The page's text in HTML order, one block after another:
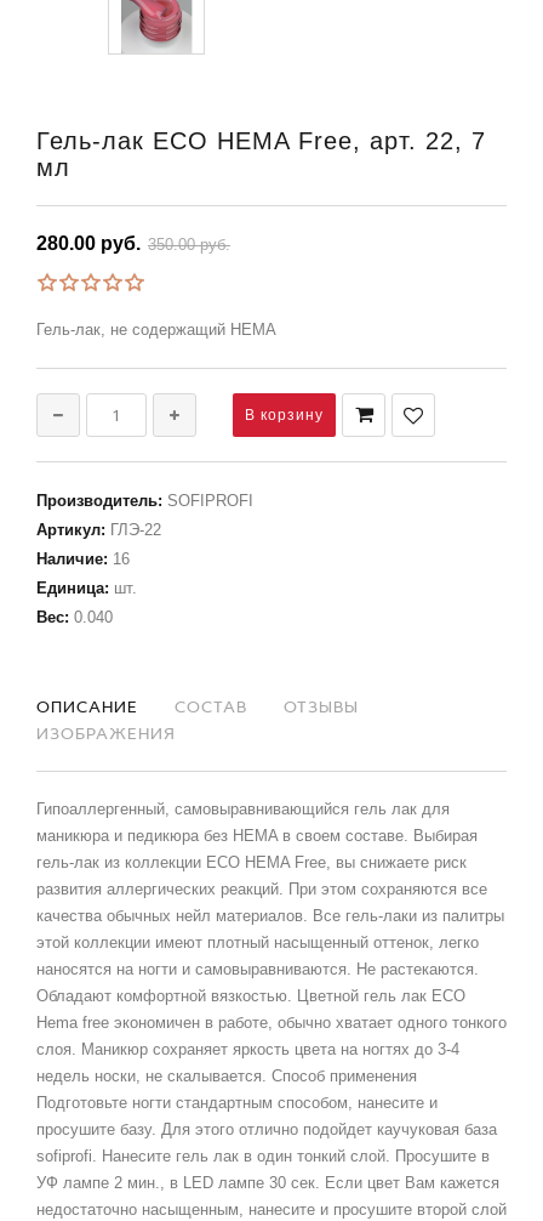
Гель-лак ECO HEMA Free, арт. 22, 7
мл
280.00 руб. 350.00 руб.
Гель-лак, не содержащий HEMA
Производитель: SOFIPROFI
Артикул: ГЛЭ-22
Наличие: 16
Единица: шт.
Вес: 0.040
ОПИСАНИЕ СОСТАВ
ОТЗЫВЫ
ИЗОБРАЖЕНИЯ
Гипоаллергенный, самовыравнивающийся гель лак для
маникюра и педикюра без HEMA в своем составе. Выбирая
гель-лак из коллекции ECO HEMA Free, вы снижаете риск
развития аллергических реакций. При этом сохраняются все
качества обычных нейл материалов. Все гель-лаки из палитры
этой коллекции имеют плотный насыщенный оттенок, легко
наносятся на ногти и самовыравниваются. Не растекаются.
Обладают комфортной вязкостью. Цветной гель лак ECO
Hema free экономичен в работе, обычно хватает одного тонкого
слоя. Маникюр сохраняет яркость цвета на ногтях до 3-4
недель носки, не скалывается. Способ применения
Подготовьте ногти стандартным способом, нанесите и
просушите базу. Для этого отлично подойдет каучуковая база
sofiprofi. Нанесите гель лак в один тонкий слой. Просушите в
УФ лампе 2 мин., в LED лампе 30 сек. Если цвет Вам кажется
недостаточно насыщенным, нанесите и просушите второй слой